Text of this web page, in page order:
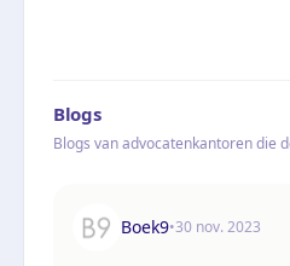
Blogs
Blogs van advocatenkantoren die
Boek9•30 nov. 2023